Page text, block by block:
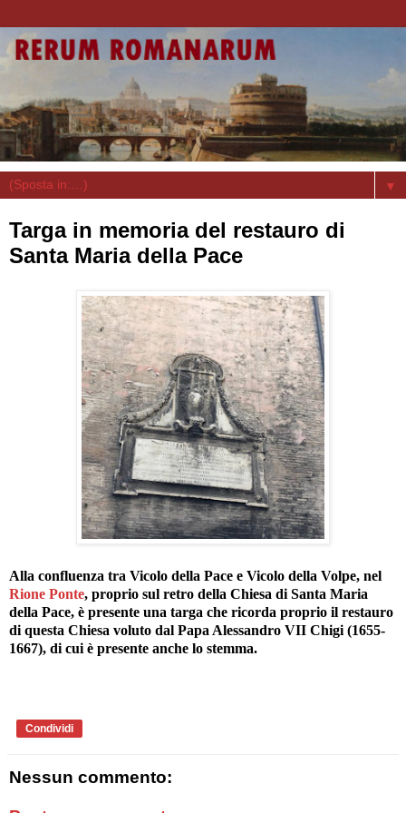
▼
Targa in memoria del restauro di
Santa Maria della Pace
Alla confluenza tra Vicolo della Pace e Vicolo della Volpe, nel
Rione Ponte, proprio sul retro della Chiesa di Santa Maria
della Pace, è presente una targa che ricorda proprio il restauro
di questa Chiesa voluto dal Papa Alessandro VII Chigi (1655-
1667), di cui è presente anche lo stemma.
Condividi
Nessun commento: